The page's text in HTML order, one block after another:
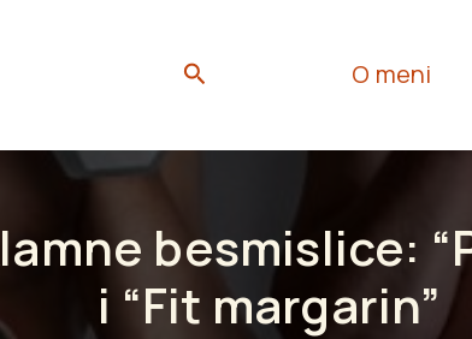
Search O meni
besmislice:
i “Fit margarin”